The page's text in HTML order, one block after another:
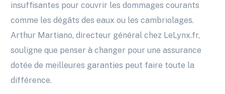
insuffisantes pour couvrir les dommages courants
comme les dégâts des eaux ou les cambriolages.
Arthur Martiano, directeur général chez LeLynx.fr,
souligne que penser à changer pour une assurance
dotée de meilleures garanties peut faire toute la
différence.